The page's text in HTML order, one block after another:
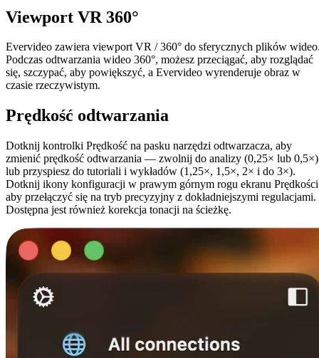
Viewport VR 360°
Evervideo zawiera viewport VR / 360° do sferycznych plików
Podczas odtwarzania wideo 360°, możesz przeciągać, aby rozglądać
się, szczypać, aby powiększyć, a Evervideo wyrenderuje obraz w
czasie rzeczywistym.
Prędkość odtwarzania
Dotknij kontrolki Prędkość na pasku narzędzi odtwarzacza, aby
zmienić prędkość odtwarzania — zwolnij do analizy (0,25× lub 0,5×)
lub przyspiesz do tutoriali i wykładów (1,25×, 1,5×, 2× i do 3×).
Dotknij ikony konfiguracji w prawym górnym rogu ekranu
aby przełączyć się na tryb precyzyjny z dokładniejszymi regulacjami.
Dostępna jest również korekcja tonacji na ścieżkę.